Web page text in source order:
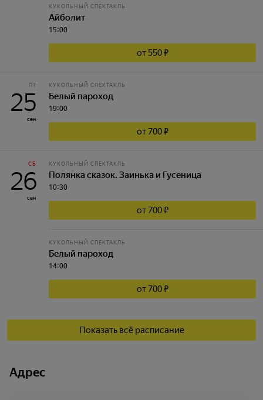
КУКОЛЬНЫЙ СПЕКТАКЛЬ
Айболит
15:00
от 550 ₽
ПТ
25
сен
КУКОЛЬНЫЙ СПЕКТАКЛЬ
Белый пароход
19:00
от 700 ₽
СБ
26
сен
КУКОЛЬНЫЙ СПЕКТАКЛЬ
Полянка сказок. Заинька и Гусеница
10:30
от 700 ₽
КУКОЛЬНЫЙ СПЕКТАКЛЬ
Белый пароход
14:00
от 700 ₽
Показать всё расписание
Адрес